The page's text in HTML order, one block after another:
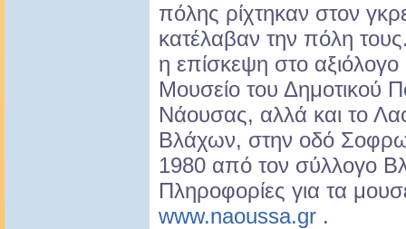
πόλης ρίχτηκαν στον
κατέλαβαν την πόλη
η επίσκεψη στο αξιόλογο
Μουσείο του Δημοτικού
Νάουσας, αλλά και το
Βλάχων, στην οδό
1980 από τον σύλλογο
Πληροφορίες για τα
www.naoussa.gr .